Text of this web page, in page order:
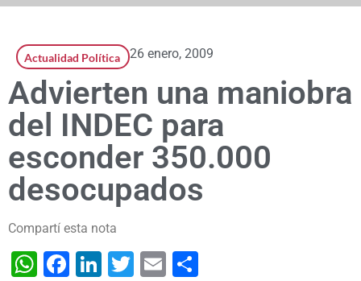
Actualidad Política 26 enero, 2009
Advierten una maniobra
del INDEC para
esconder 350.000
desocupados
Compartí esta nota
WhatsApp
Facebook
LinkedIn
Twitter
Email